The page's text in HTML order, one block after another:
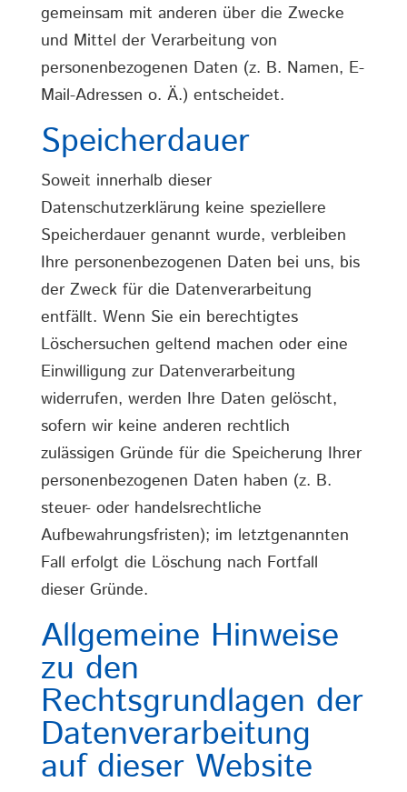
gemeinsam mit anderen über die Zwecke
und Mittel der Verarbeitung von
personenbezogenen Daten (z. B. Namen, E-
Mail-Adressen o. Ä.) entscheidet.
Speicherdauer
Soweit innerhalb dieser
Datenschutzerklärung keine speziellere
Speicherdauer genannt wurde, verbleiben
Ihre personenbezogenen Daten bei uns, bis
der Zweck für die Datenverarbeitung
entfällt. Wenn Sie ein berechtigtes
Löschersuchen geltend machen oder eine
Einwilligung zur Datenverarbeitung
widerrufen, werden Ihre Daten gelöscht,
sofern wir keine anderen rechtlich
zulässigen Gründe für die Speicherung Ihrer
personenbezogenen Daten haben (z. B.
steuer- oder handelsrechtliche
Aufbewahrungsfristen); im letztgenannten
Fall erfolgt die Löschung nach Fortfall
dieser Gründe.
Allgemeine Hinweise
zu den
Rechtsgrundlagen der
Datenverarbeitung
auf dieser Website